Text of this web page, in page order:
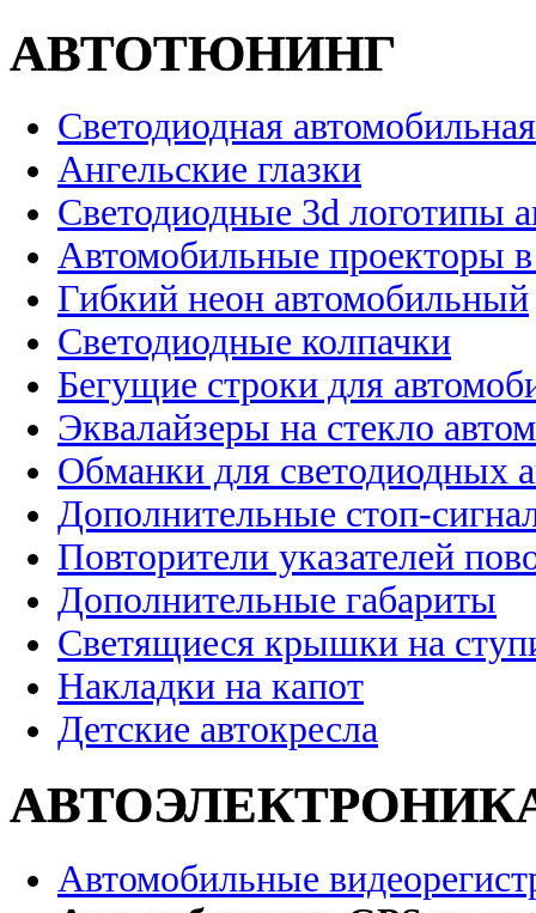
АВТОТЮНИНГ
Светодиодная
Ангельские глазки
Светодиодные 3d логотипы
Автомобильные проекторы
Гибкий неон автомобильный
Светодиодные колпачки
Бегущие строки для
Эквалайзеры на стекло
Обманки для светодиодных
Дополнительные стоп-
Повторители указателей
Дополнительные габариты
Светящиеся крышки на
Накладки на капот
Детские автокресла
Автомобильные